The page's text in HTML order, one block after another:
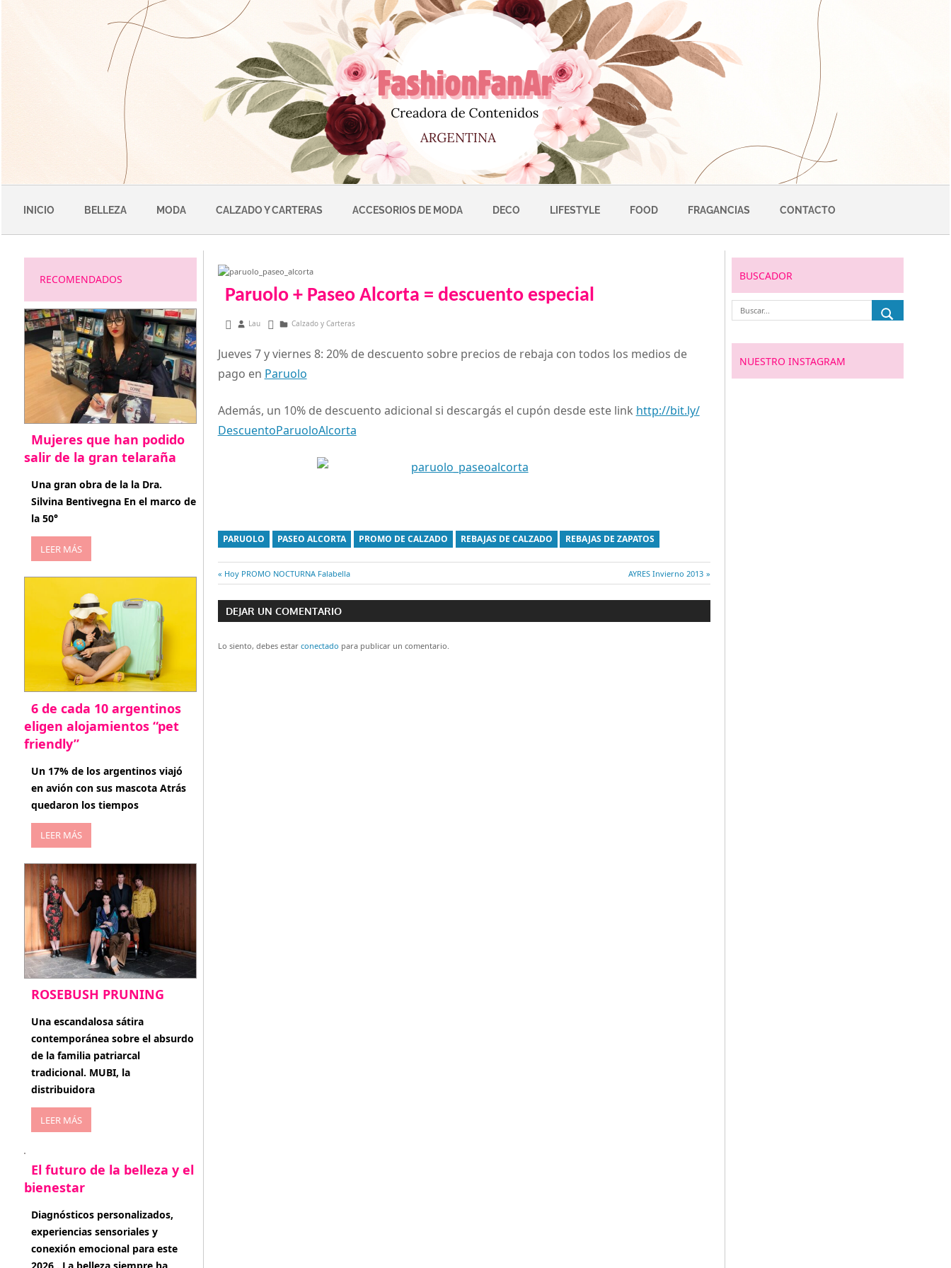
INICIO BELLEZA MODA CALZADO Y CARTERAS ACCESORIOS DE MODA DECO LIFESTYLE FOOD FRAGANCIAS CONTACTO
Paruolo + Paseo Alcorta = descuento especial
febrero 7, 2013
Lau Calzado y Carteras
Jueves 7 y viernes 8: 20% de descuento sobre precios de rebaja con todos los medios de
pago en Paruolo
Además, un 10% de descuento adicional si descargás el cupón desde este link http://bit.ly/
DescuentoParuoloAlcorta
PARUOLO PASEO ALCORTA PROMO DE CALZADO REBAJAS DE CALZADO REBAJAS DE ZAPATOS
Navegación
de
entradas
Entrada
anterior:
Hoy PROMO NOCTURNA Falabella
Entrada
siguiente:
AYRES Invierno 2013
DEJAR UN COMENTARIO
Lo siento, debes estar conectado para publicar un comentario.
RECOMENDADOS
Mujeres que han podido
salir de la gran telaraña
abril 29, 2026
Una gran obra de la la Dra.
Silvina Bentivegna En el marco de
la 50°
LEER MÁS
6 de cada 10 argentinos
eligen alojamientos “pet
friendly”
abril 27, 2026
Un 17% de los argentinos viajó
en avión con sus mascota Atrás
quedaron los tiempos
LEER MÁS
ROSEBUSH PRUNING
enero 20, 2026
Una escandalosa sátira
contemporánea sobre el absurdo
de la familia patriarcal
tradicional. MUBI, la
distribuidora
LEER MÁS
El futuro de la belleza y el
bienestar
enero 15, 2026
Diagnósticos personalizados,
experiencias sensoriales y
conexión emocional para este
BUSCADOR
NUESTRO INSTAGRAM